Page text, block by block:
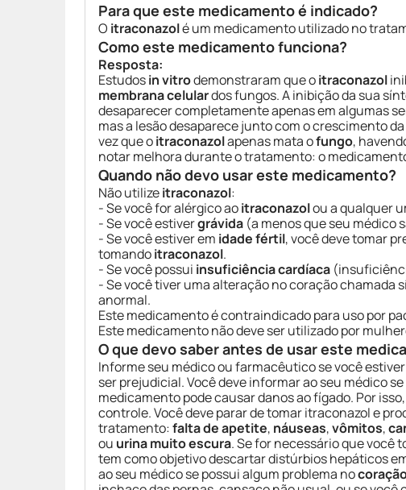
Para que este medicamento é indicado?
O itraconazolé um medicamento utilizado no
Como este medicamento funciona?
Resposta:
Estudosin vitrodemonstraram que oitraconazol
membrana celulardos fungos. A inibição da sua
desaparecer completamente apenas em algumas
mas a lesão desaparece junto com o crescimento da
vez que oitraconazolapenas mata ofungo,
notar melhora durante o tratamento: o
Quando não devo usar este medicamento?
Não utilizeitraconazol:
- Se você for alérgico aoitraconazolou a qualquer
- Se você estivergrávida (a menos que seu médico
- Se você estiver em idade fértil, você deve tomar
tomandoitraconazol.
- Se você possui insuficiência cardíaca
- Se você tiver uma alteração no coração chamada
anormal.
Este medicamento é contraindicado para uso por
Este medicamento não deve ser utilizado por
O que devo saber antes de usar este
Informe seu médico ou farmacêutico se você
ser prejudicial. Você deve informar ao seu médico
medicamento pode causar danos ao fígado. Por
controle. Você deve parar de tomar itraconazol e
tratamento:falta de apetite, náuseas,vômitos,
ou urina muito escura. Se for necessário que você
tem como objetivo descartar distúrbios hepáticos
ao seu médico se possui algum problema no